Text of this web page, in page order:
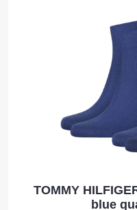
TOMMY
blue